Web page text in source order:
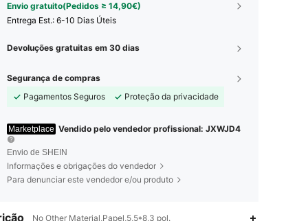
Envio gratuito(Pedidos ≥ 14,90€)
Entrega Est.: 6-10 Dias Úteis
Devoluções gratuitas em 30 dias
Segurança de compras
Pagamentos Seguros
Proteção da privacidade
Marketplace Vendido pelo vendedor profissional: JXWJD4
Envio de SHEIN
Informações e obrigações do vendedor
Para denunciar este vendedor e/ou produto
No Other Material,Papel,5,5*8,3 pol.